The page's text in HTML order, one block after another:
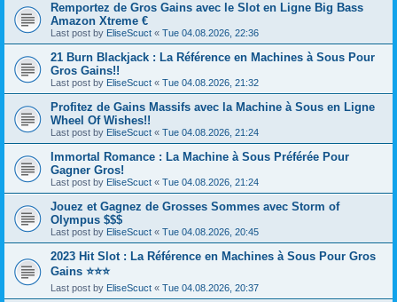
Remportez de Gros Gains avec le Slot en Ligne Big Bass
Amazon Xtreme €
Last post by EliseScuct « Tue 04.08.2026, 22:36
21 Burn Blackjack : La Référence en Machines à Sous Pour
Gros Gains!!
Last post by EliseScuct « Tue 04.08.2026, 21:32
Profitez de Gains Massifs avec la Machine à Sous en Ligne
Wheel Of Wishes!!
Last post by EliseScuct « Tue 04.08.2026, 21:24
Immortal Romance : La Machine à Sous Préférée Pour
Gagner Gros!
Last post by EliseScuct « Tue 04.08.2026, 21:24
Jouez et Gagnez de Grosses Sommes avec Storm of
Olympus $$$
Last post by EliseScuct « Tue 04.08.2026, 20:45
2023 Hit Slot : La Référence en Machines à Sous Pour Gros
Gains ⭐⭐⭐
Last post by EliseScuct « Tue 04.08.2026, 20:37